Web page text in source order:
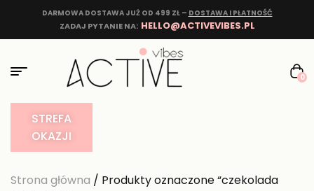
DARMOWA DOSTAWA JUŻ OD 499 ZŁ – DOSTAWA I PŁATNOŚĆ
ZADAJ PYTANIE NA: HELLO@ACTIVEVIBES.PL
0
STREFA
OKAZJI
Strona główna / Produkty oznaczone “czekolada